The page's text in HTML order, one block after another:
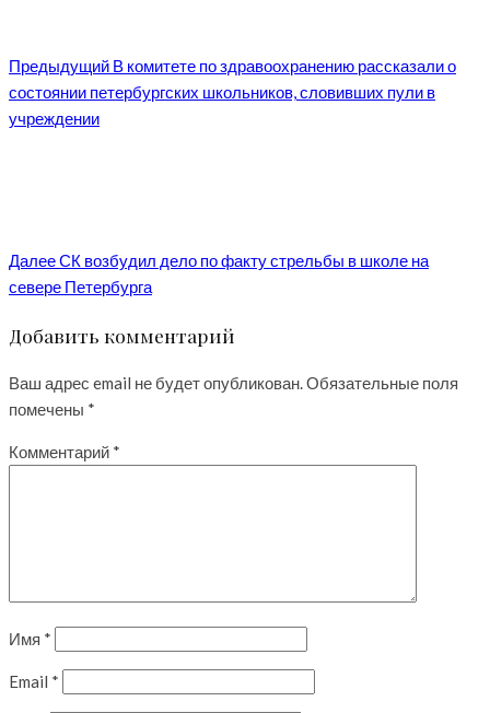
Предыдущий В комитете по здравоохранению рассказали о
состоянии петербургских школьников, словивших пули в
учреждении
ДалееСК возбудил дело по факту стрельбы в школе на
севере Петербурга
Добавить комментарий
Ваш адрес email не будет опубликован.Обязательные поля
помечены *
Комментарий *
Имя *
Email *